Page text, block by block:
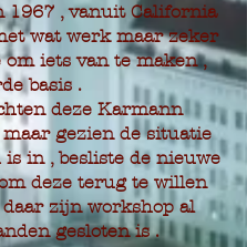
1967 , vanuit California
wat werk maar zeker
om iets van te maken ,
basis .
deze Karmann
gezien de situatie
is in , besliste de nieuwe
deze terug te willen
zijn workshop al
gesloten is .